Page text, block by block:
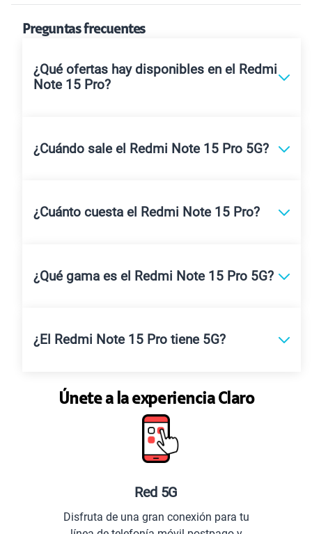
Preguntas frecuentes
¿Qué ofertas hay disponibles en el Redmi
Note 15 Pro?
¿Cuándo sale el Redmi Note 15 Pro 5G?
¿Cuánto cuesta el Redmi Note 15 Pro?
¿Qué gama es el Redmi Note 15 Pro 5G?
¿El Redmi Note 15 Pro tiene 5G?
Únete a la experiencia Claro
Red 5G
Disfruta de una gran conexión para tu